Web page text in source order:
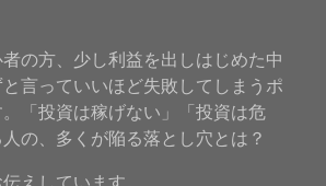
の方、少し利益を出しはじめた中
言っていいほど失敗してしまうポ
「投資は稼げない」「投資は危
の、多くが陥る落とし穴とは？
えしています。